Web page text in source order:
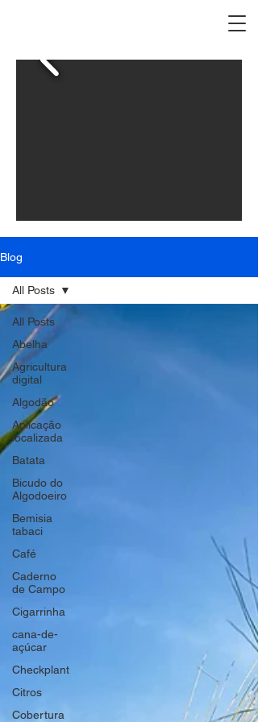
Blog
All Posts
Abelha
Agricultura
digital
Algodão
Aplicação
localizada
Batata
Bicudo do
Algodoeiro
Bemisia
tabaci
Café
Caderno
de Campo
Cigarrinha
cana-de-
açúcar
Checkplant
Citros
Cobertura
All Posts